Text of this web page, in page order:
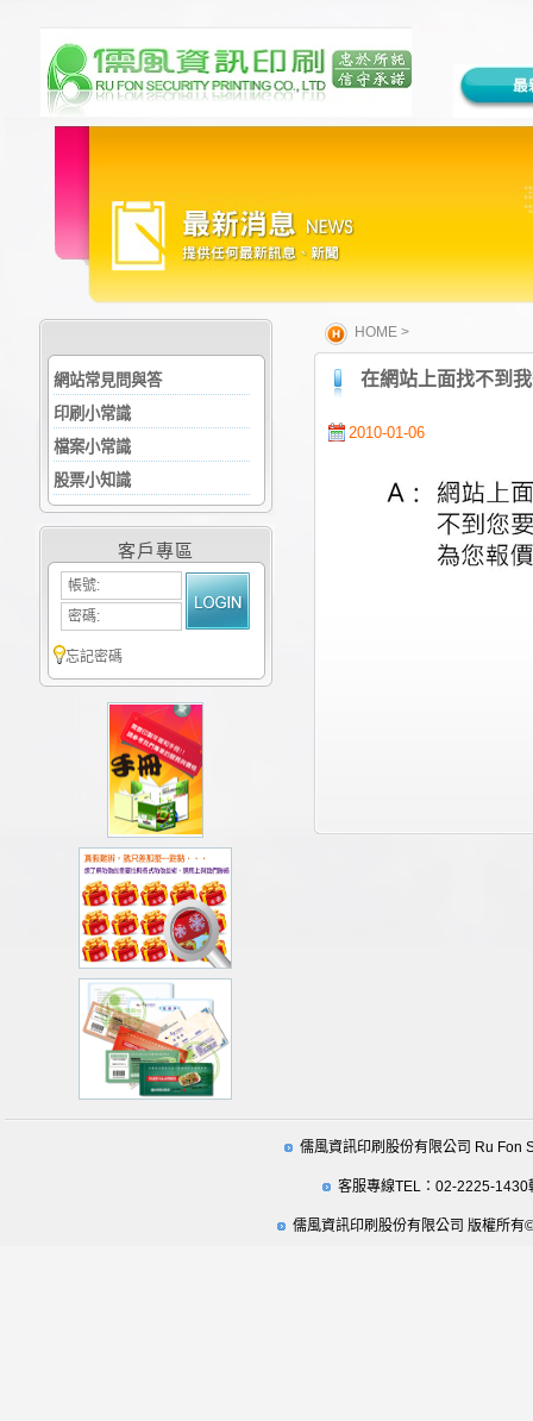
網站常見問與答
印刷小常識
檔案小常識
股票小知識
客戶專區
帳號:
密碼:
忘記密碼
HOME >
在網站上面找不到
2010-01-06
儒風資訊印刷股份有限公司 Ru Fon
客服專線TEL：02-2225-1430
儒風資訊印刷股份有限公司 版權所